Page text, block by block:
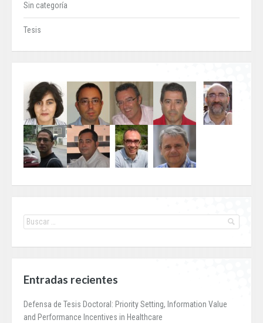
Sin categoría
Tesis
Entradas recientes
Defensa de Tesis Doctoral: Priority Setting, Information Value
and Performance Incentives in Healthcare